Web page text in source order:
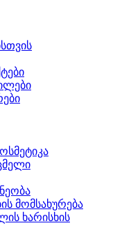
მომსახურება
ხარისხის